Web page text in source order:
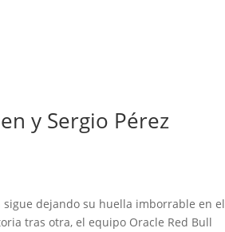
y Sergio Pérez
dejando su huella imborrable en el
tras otra, el equipo Oracle Red Bull